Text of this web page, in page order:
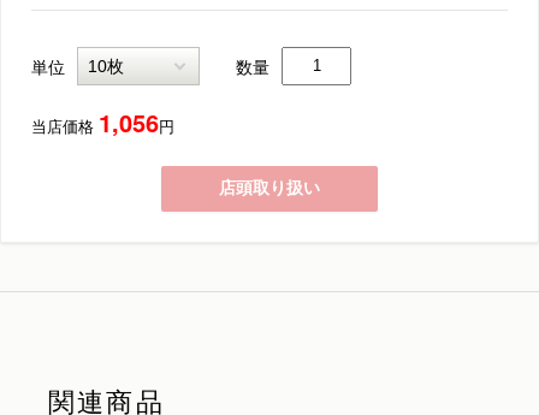
単位 数量
当店価格 1,056円
店頭取り扱い